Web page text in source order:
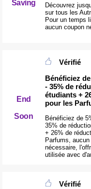
Saving
Découvrez
sur tous les
Pour un temps
aucun coupon
End
Soon
Vérifié
Bénéficiez
- 35% de
étudiants +
pour les
Bénéficiez de
35% de
+ 26% de
Parfums,
nécessaire,
utilisée avec
Vérifié